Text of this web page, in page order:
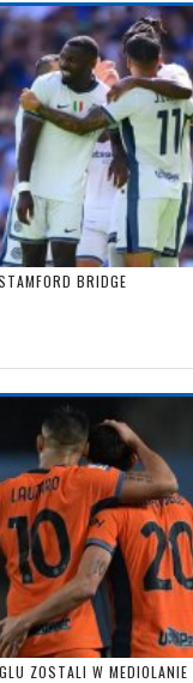
BRIDGE
ZOSTALI W MEDIOLANIE